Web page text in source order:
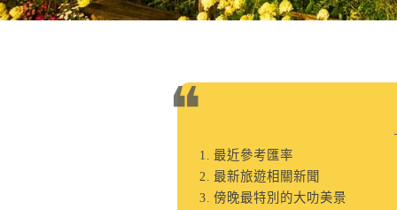
最近參考匯率
最新旅遊相關新聞
傍晚最特別的大叻美景